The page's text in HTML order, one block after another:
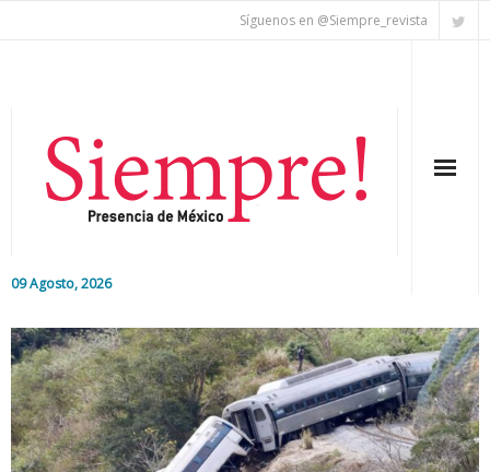
Síguenos en @Siempre_revista
09 Agosto, 2026
Editorial
Nacional